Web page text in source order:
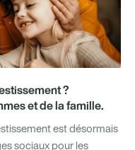
?
et de la famille.
est désormais
sociaux pour les